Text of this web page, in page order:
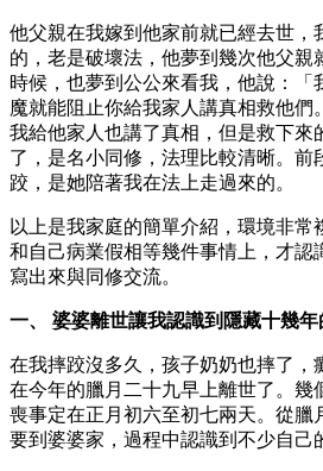
他父親在我嫁到他家前就已經去世，
的，老是破壞法，他夢到幾次他父親
時候，也夢到公公來看我，他說：「
魔就能阻止你給我家人講真相救他們
我給他家人也講了真相，但是救下來
了，是名小同修，法理比較清晰。前
跤，是她陪著我在法上走過來的。
以上是我家庭的簡單介紹，環境非常
和自己病業假相等幾件事情上，才認
寫出來與同修交流。
一、 婆婆離世讓我認識到隱藏十幾年
在我摔跤沒多久，孩子奶奶也摔了，
在今年的臘月二十九早上離世了。幾
喪事定在正月初六至初七兩天。從臘
要到婆婆家，過程中認識到不少自己